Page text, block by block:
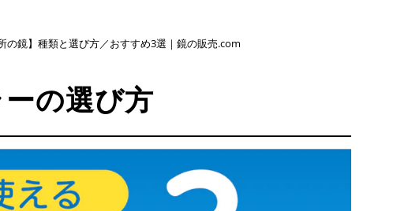
の鏡】種類と選び方／おすすめ3選｜鏡の販売.com
の選び方